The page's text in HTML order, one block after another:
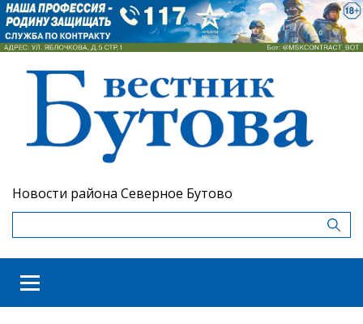
Новости района Северное Бутово